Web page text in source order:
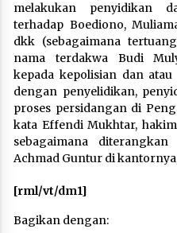
melakukan penyidikan
terhadap Boediono,
dkk (sebagaimana
nama terdakwa Budi
kepada kepolisian dan
dengan penyelidikan,
proses persidangan di
kata Effendi Mukhtar,
sebagaimana
Achmad Guntur di kantornya,
[rml/vt/dm1]
Bagikan dengan: